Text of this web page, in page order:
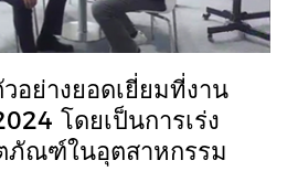
อย่างยอดเยี่ยมที่งาน
โดยเป็นการเร่ง
ภัณฑ์ในอุตสาหกรรม